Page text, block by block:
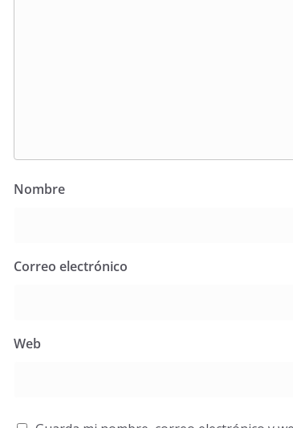
Nombre
Correo electrónico
Web